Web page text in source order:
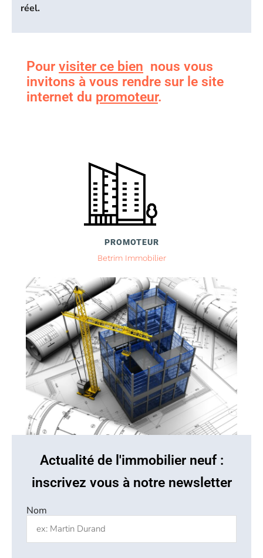
réel.
Pour visiter ce bien nous vous
invitons à vous rendre sur le site
internet du promoteur.
PROMOTEUR
Betrim Immobilier
Actualité de l'immobilier neuf :
inscrivez vous à notre newsletter
Nom